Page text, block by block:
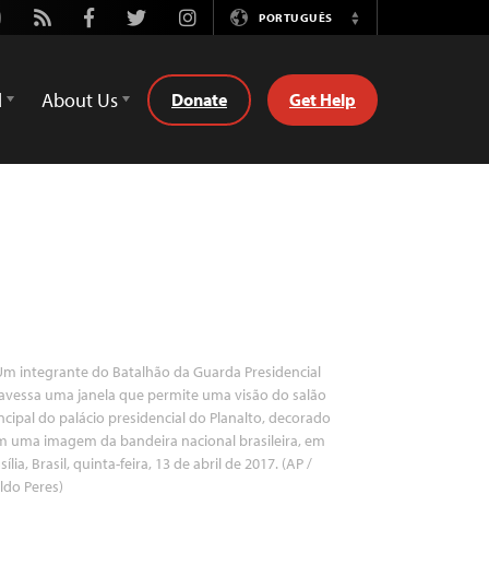
Rss FacebookTwitterInstagramPORTUGUÊS
Switch
About Us Donate Get Help
integrante do Batalhão da Guarda Presidencial
uma janela que permite uma visão do salão
do palácio presidencial do Planalto, decorado
uma imagem da bandeira nacional brasileira, em
Brasil, quinta-feira, 13 de abril de 2017. (AP /
Peres)